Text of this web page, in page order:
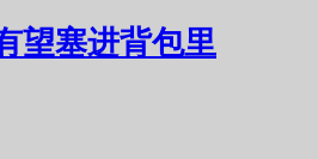
望塞进背包里